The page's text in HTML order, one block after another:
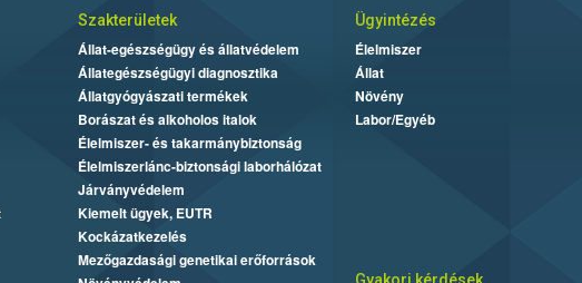
Szakterületek
Állat-egészségügy és állatvédelem
Állategészségügyi diagnosztika
Állatgyógyászati termékek
Borászat és alkoholos italok
Élelmiszer- és takarmánybiztonság
Élelmiszerlánc-biztonsági laborhálózat
Járványvédelem
Kiemelt ügyek, EUTR
Kockázatkezelés
Mezőgazdasági genetikai erőforrások
Ügyintézés
Élelmiszer
Állat
Növény
Labor/Egyéb